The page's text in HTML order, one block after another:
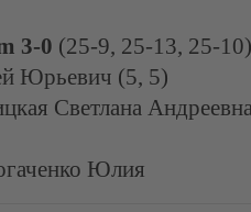
3-0 (25-9, 25-13, 25-10)
Юрьевич (5, 5)
Светлана
Юлия